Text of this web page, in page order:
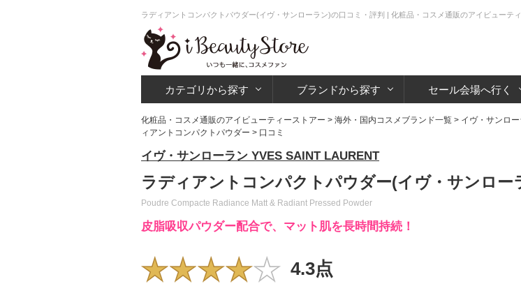
ラディアントコンパクトパウダー(イヴ・サンローラン)の口コミ・評判 | 化粧品・コスメ通販のアイビューテ
カテゴリから探す ブランドから探す セール会場へ行く
化粧品・コスメ通販のアイビューティーストアー > 海外・国内コスメブランド一覧 > イヴ・サンロ
ィアントコンパクトパウダー > 口コミ
イヴ・サンローラン YVES SAINT LAURENT
ラディアントコンパクトパウダー(イヴ・サンロー
Poudre Compacte Radiance Matt & Radiant Pressed Powder
皮脂吸収パウダー配合で、マット肌を長時間持続！
4.3点